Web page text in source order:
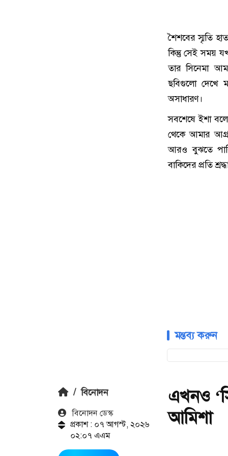
শৈশবের স্মৃতি
কিন্তু সেই সময়
তার সিনেমা
ছবিগুলো দেখে
অসাধারণ।
সবশেষে ইশা
থেকে আমার
আরও বুঝতে
বাকিদের প্রতি
মন্তব্য করুন
/ বিনোদন
বিনোদন ডেস্ক
প্রকাশ : ০৭ আগস্ট, ২০২৬
০২:০৭ এএম
এখনও
আমিশা